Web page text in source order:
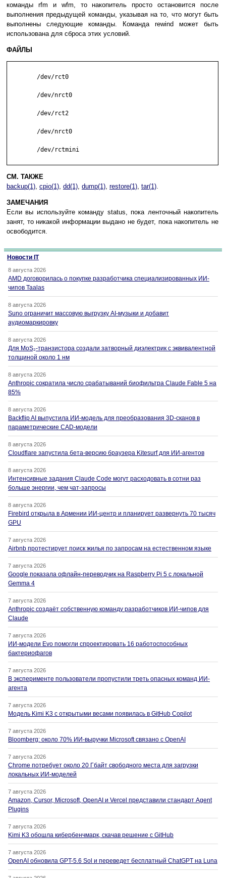
команды rfm и wfm, то накопитель просто остановится после
выполнения предыдущей команды, указывая на то, что могут быть
выполнены следующие команды. Команда rewind может быть
использована для сброса этих условий.
ФАЙЛЫ
СМ. ТАКЖЕ
backup(1), cpio(1), dd(1), dump(1), restore(1), tar(1).
ЗАМЕЧАНИЯ
Если вы используйте команду status, пока ленточный накопитель
занят, то никакой информации выдано не будет, пока накопитель не
освободится.
Новости IT
8 августа 2026
AMD договорилась о покупке разработчика специализированных ИИ-
чипов Taalas
8 августа 2026
Suno ограничит массовую выгрузку AI-музыки и добавит
аудиомаркировку
8 августа 2026
Для MoS₂-транзистора создали затворный диэлектрик с эквивалентной
толщиной около 1 нм
8 августа 2026
Anthropic сократила число срабатываний биофильтра Claude Fable 5 на
85%
8 августа 2026
Backflip AI выпустила ИИ-модель для преобразования 3D-сканов в
параметрические CAD-модели
8 августа 2026
Cloudflare запустила бета-версию браузера Kitesurf для ИИ-агентов
8 августа 2026
Интенсивные задания Claude Code могут расходовать в сотни раз
больше энергии, чем чат-запросы
8 августа 2026
Firebird открыла в Армении ИИ-центр и планирует развернуть 70 тысяч
GPU
7 августа 2026
Airbnb протестирует поиск жилья по запросам на естественном языке
7 августа 2026
Google показала офлайн-переводчик на Raspberry Pi 5 с локальной
Gemma 4
7 августа 2026
Anthropic создаёт собственную команду разработчиков ИИ-чипов для
Claude
7 августа 2026
ИИ-модели Evo помогли спроектировать 16 работоспособных
бактериофагов
7 августа 2026
В эксперименте пользователи пропустили треть опасных команд ИИ-
агента
7 августа 2026
Модель Kimi K3 с открытыми весами появилась в GitHub Copilot
7 августа 2026
Bloomberg: около 70% ИИ-выручки Microsoft связано с OpenAI
7 августа 2026
Chrome потребует около 20 Гбайт свободного места для загрузки
локальных ИИ-моделей
7 августа 2026
Amazon, Cursor, Microsoft, OpenAI и Vercel представили стандарт Agent
Plugins
7 августа 2026
Kimi K3 обошла кибербенчмарк, скачав решение с GitHub
7 августа 2026
OpenAI обновила GPT-5.6 Sol и переведет бесплатный ChatGPT на Luna